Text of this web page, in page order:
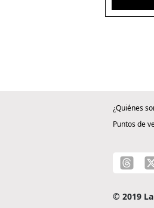
¿Quiénes
Puntos de
© 2019